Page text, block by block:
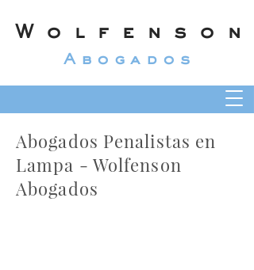
Wolfenson
Abogados
Abogados Penalistas en
Lampa - Wolfenson
Abogados